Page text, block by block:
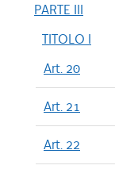
PARTE III
TITOLO I
Art. 20
Art. 21
Art. 22